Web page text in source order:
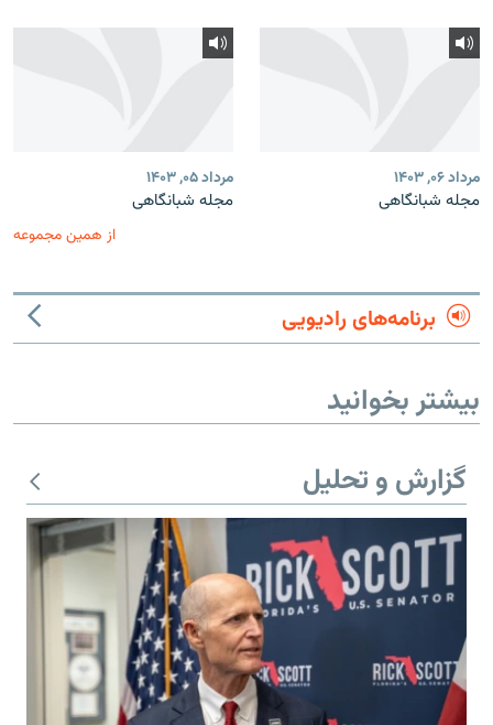
مرداد ۰۶, ۱۴۰۳
مجله شبانگاهی
مرداد ۰۵, ۱۴۰۳
مجله شبانگاهی
از همین مجموعه
برنامه‌های رادیویی
بیشتر بخوانید
گزارش و تحلیل